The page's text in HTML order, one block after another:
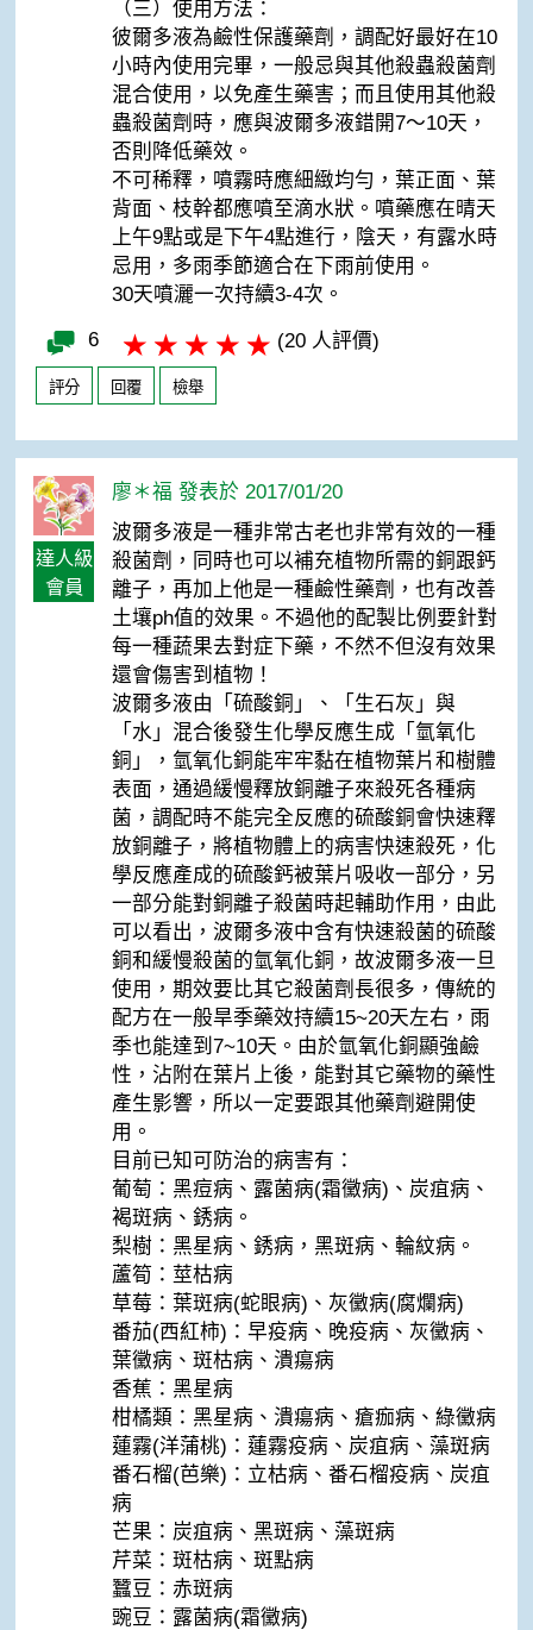
（三）使用方法：
彼爾多液為鹼性保護藥劑，調配好最好在10
小時內使用完畢，一般忌與其他殺蟲殺菌劑
混合使用，以免產生藥害；而且使用其他殺
蟲殺菌劑時，應與波爾多液錯開7～10天，
否則降低藥效。
不可稀釋，噴霧時應細緻均勻，葉正面、葉
背面、枝幹都應噴至滴水狀。噴藥應在晴天
上午9點或是下午4點進行，陰天，有露水時
忌用，多雨季節適合在下雨前使用。
30天噴灑一次持續3-4次。
6 (20 人評價)
評分 回覆 檢舉
達人級
會員
廖＊福 發表於 2017/01/20
波爾多液是一種非常古老也非常有效的一種
殺菌劑，同時也可以補充植物所需的銅跟鈣
離子，再加上他是一種鹼性藥劑，也有改善
土壤ph值的效果。不過他的配製比例要針對
每一種蔬果去對症下藥，不然不但沒有效果
還會傷害到植物！
波爾多液由「硫酸銅」、「生石灰」與
「水」混合後發生化學反應生成「氫氧化
銅」，氫氧化銅能牢牢黏在植物葉片和樹體
表面，通過緩慢釋放銅離子來殺死各種病
菌，調配時不能完全反應的硫酸銅會快速釋
放銅離子，將植物體上的病害快速殺死，化
學反應產成的硫酸鈣被葉片吸收一部分，另
一部分能對銅離子殺菌時起輔助作用，由此
可以看出，波爾多液中含有快速殺菌的硫酸
銅和緩慢殺菌的氫氧化銅，故波爾多液一旦
使用，期效要比其它殺菌劑長很多，傳統的
配方在一般旱季藥效持續15~20天左右，雨
季也能達到7~10天。由於氫氧化銅顯強鹼
性，沾附在葉片上後，能對其它藥物的藥性
產生影響，所以一定要跟其他藥劑避開使
用。
目前已知可防治的病害有：
葡萄：黑痘病、露菌病(霜黴病)、炭疽病、
褐斑病、銹病。
梨樹：黑星病、銹病，黑斑病、輪紋病。
蘆筍：莖枯病
草莓：葉斑病(蛇眼病)、灰黴病(腐爛病)
番茄(西紅柿)：早疫病、晚疫病、灰黴病、
葉黴病、斑枯病、潰瘍病
香蕉：黑星病
柑橘類：黑星病、潰瘍病、瘡痂病、綠黴病
蓮霧(洋蒲桃)：蓮霧疫病、炭疽病、藻斑病
番石榴(芭樂)：立枯病、番石榴疫病、炭疽
病
芒果：炭疽病、黑斑病、藻斑病
芹菜：斑枯病、斑點病
蠶豆：赤斑病
豌豆：露菌病(霜黴病)